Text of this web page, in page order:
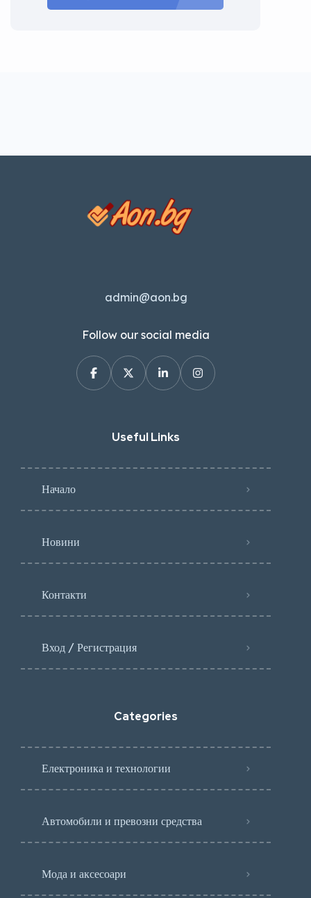
admin@aon.bg
Follow our social media
Useful Links
Начало
Новини
Контакти
Вход / Регистрация
Categories
Електроника и технологии
Автомобили и превозни средства
Мода и аксесоари